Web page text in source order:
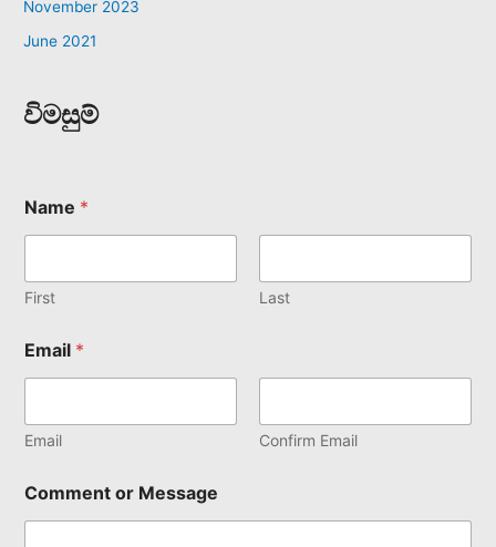
November 2023
June 2021
විමසුම්
Name *
First Last
Email *
Email Confirm Email
Comment or Message